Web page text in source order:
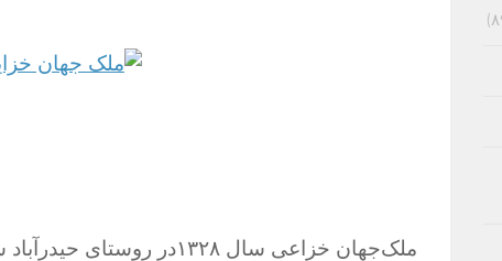
ملک‌جهان خزاعی سال ۱۳۲۸در